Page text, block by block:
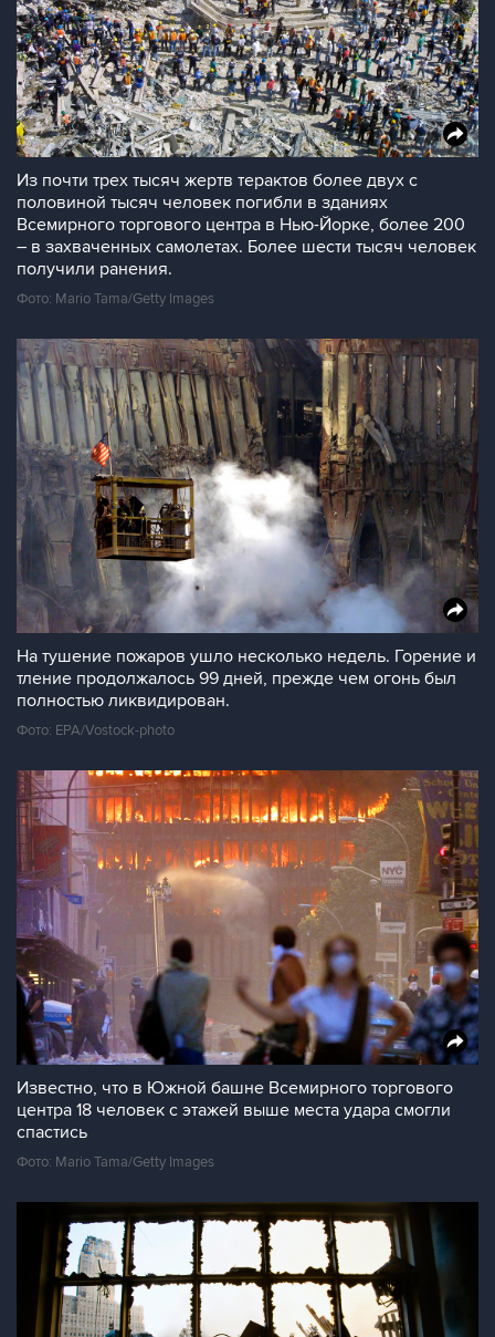
Из почти трех тысяч жертв терактов более двух с
половиной тысяч человек погибли в зданиях
Всемирного торгового центра в Нью-Йорке, более 200
– в захваченных самолетах. Более шести тысяч человек
получили ранения.
Фото: Mario Tama/Getty Images
На тушение пожаров ушло несколько недель. Горение и
тление продолжалось 99 дней, прежде чем огонь был
полностью ликвидирован.
Фото: EPA/Vostock-photo
Известно, что в Южной башне Всемирного торгового
центра 18 человек с этажей выше места удара смогли
спастись
Фото: Mario Tama/Getty Images